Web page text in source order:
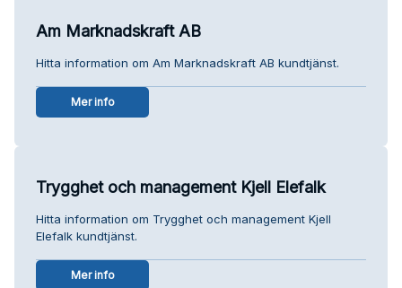
Am Marknadskraft AB
Hitta information om Am Marknadskraft AB kundtjänst.
Mer info
Trygghet och management Kjell Elefalk
Hitta information om Trygghet och management Kjell
Elefalk kundtjänst.
Mer info